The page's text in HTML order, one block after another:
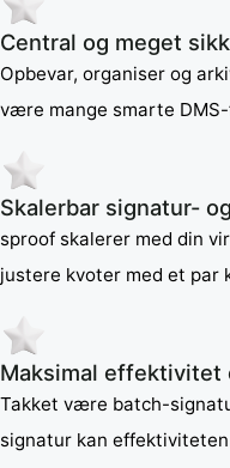
Central og meget
Opbevar, organiser og
være mange smarte
Skalerbar signatur-
sproof skalerer med din
justere kvoter med et par
Maksimal
Takket være batch-
signatur kan